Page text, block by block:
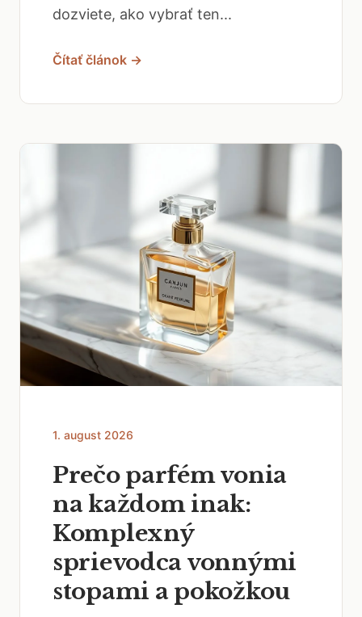
dozviete, ako vybrať ten...
Čítať článok →
1. august 2026
Prečo parfém vonia
na každom inak:
Komplexný
sprievodca vonnými
stopami a pokožkou